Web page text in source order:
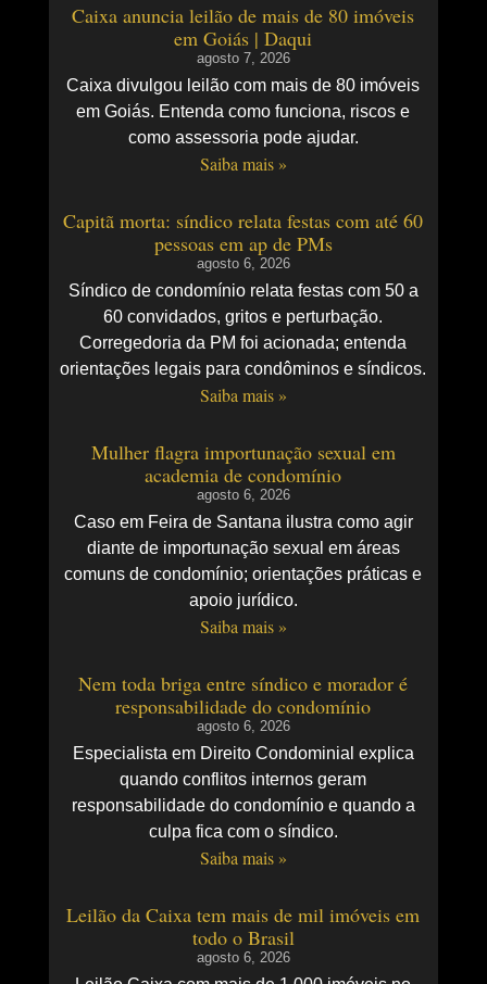
Caixa anuncia leilão de mais de 80 imóveis
em Goiás | Daqui
agosto 7, 2026
Caixa divulgou leilão com mais de 80 imóveis
em Goiás. Entenda como funciona, riscos e
como assessoria pode ajudar.
Saiba mais »
Capitã morta: síndico relata festas com até 60
pessoas em ap de PMs
agosto 6, 2026
Síndico de condomínio relata festas com 50 a
60 convidados, gritos e perturbação.
Corregedoria da PM foi acionada; entenda
orientações legais para condôminos e síndicos.
Saiba mais »
Mulher flagra importunação sexual em
academia de condomínio
agosto 6, 2026
Caso em Feira de Santana ilustra como agir
diante de importunação sexual em áreas
comuns de condomínio; orientações práticas e
apoio jurídico.
Saiba mais »
Nem toda briga entre síndico e morador é
responsabilidade do condomínio
agosto 6, 2026
Especialista em Direito Condominial explica
quando conflitos internos geram
responsabilidade do condomínio e quando a
culpa fica com o síndico.
Saiba mais »
Leilão da Caixa tem mais de mil imóveis em
todo o Brasil
agosto 6, 2026